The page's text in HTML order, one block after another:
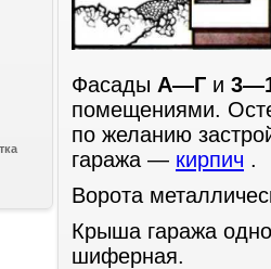
Фасады А—Г и
помещениями.
по желанию
гаража — кирпич .
Ворота
Крыша гаража
шиферная.